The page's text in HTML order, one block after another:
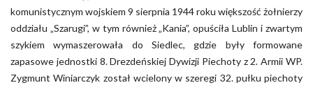
komunistycznym wojskiem 9 sierpnia 1944 roku większość żołnierzy
oddziału „Szarugi”, w tym również „Kania”, opuściła Lublin i zwartym
szykiem wymaszerowała do Siedlec, gdzie były formowane
zapasowe jednostki 8. Drezdeńskiej Dywizji Piechoty z 2. Armii WP.
Zygmunt Winiarczyk został wcielony w szeregi 32. pułku piechoty